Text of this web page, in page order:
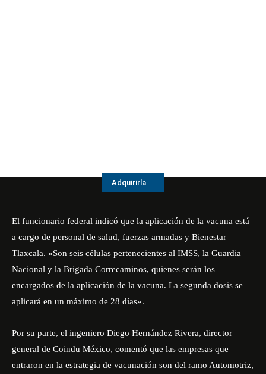
Adquirirla
El funcionario federal indicó que la aplicación de la vacuna está
a cargo de personal de salud, fuerzas armadas y Bienestar
Tlaxcala. «Son seis células pertenecientes al IMSS, la Guardia
Nacional y la Brigada Correcaminos, quienes serán los
encargados de la aplicación de la vacuna. La segunda dosis se
aplicará en un máximo de 28 días».
Por su parte, el ingeniero Diego Hernández Rivera, director
general de Coindu México, comentó que las empresas que
entraron en la estrategia de vacunación son del ramo Automotriz,